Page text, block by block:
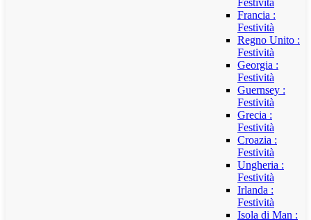
Festività
Francia :
Festività
Regno Unito :
Festività
Georgia :
Festività
Guernsey :
Festività
Grecia :
Festività
Croazia :
Festività
Ungheria :
Festività
Irlanda :
Festività
Isola di Man :